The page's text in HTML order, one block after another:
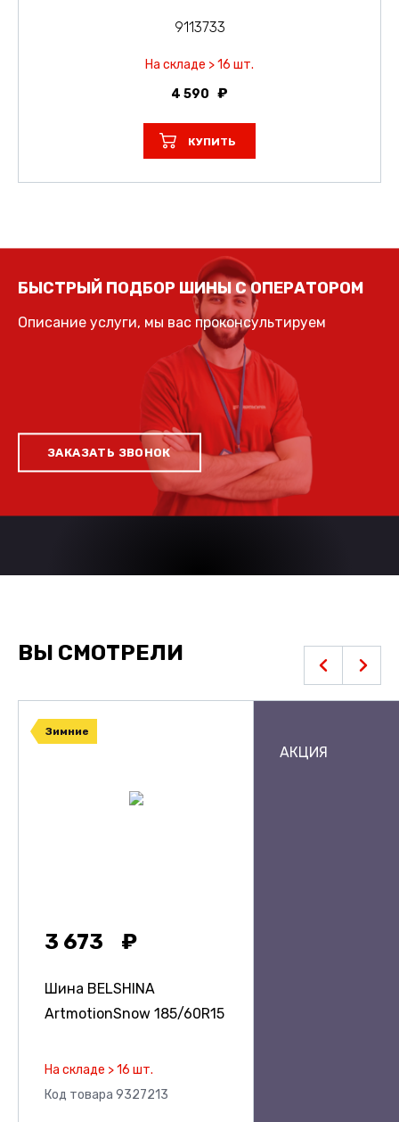
9113733
На складе > 16 шт.
4 590
КУПИТЬ
БЫСТРЫЙ ПОДБОР ШИНЫ С ОПЕРАТОРОМ
Описание услуги, мы вас проконсультируем
ЗАКАЗАТЬ ЗВОНОК
ВЫ СМОТРЕЛИ
Зимние
3 673
Шина BELSHINA
ArtmotionSnow 185/60R15
На складе > 16 шт.
Код товара 9327213
АКЦИЯ